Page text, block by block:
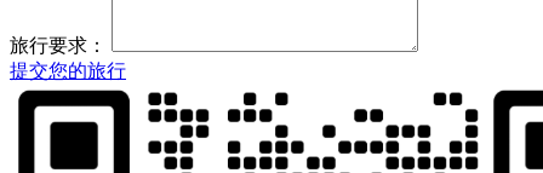
旅行要求：
提交您的旅行